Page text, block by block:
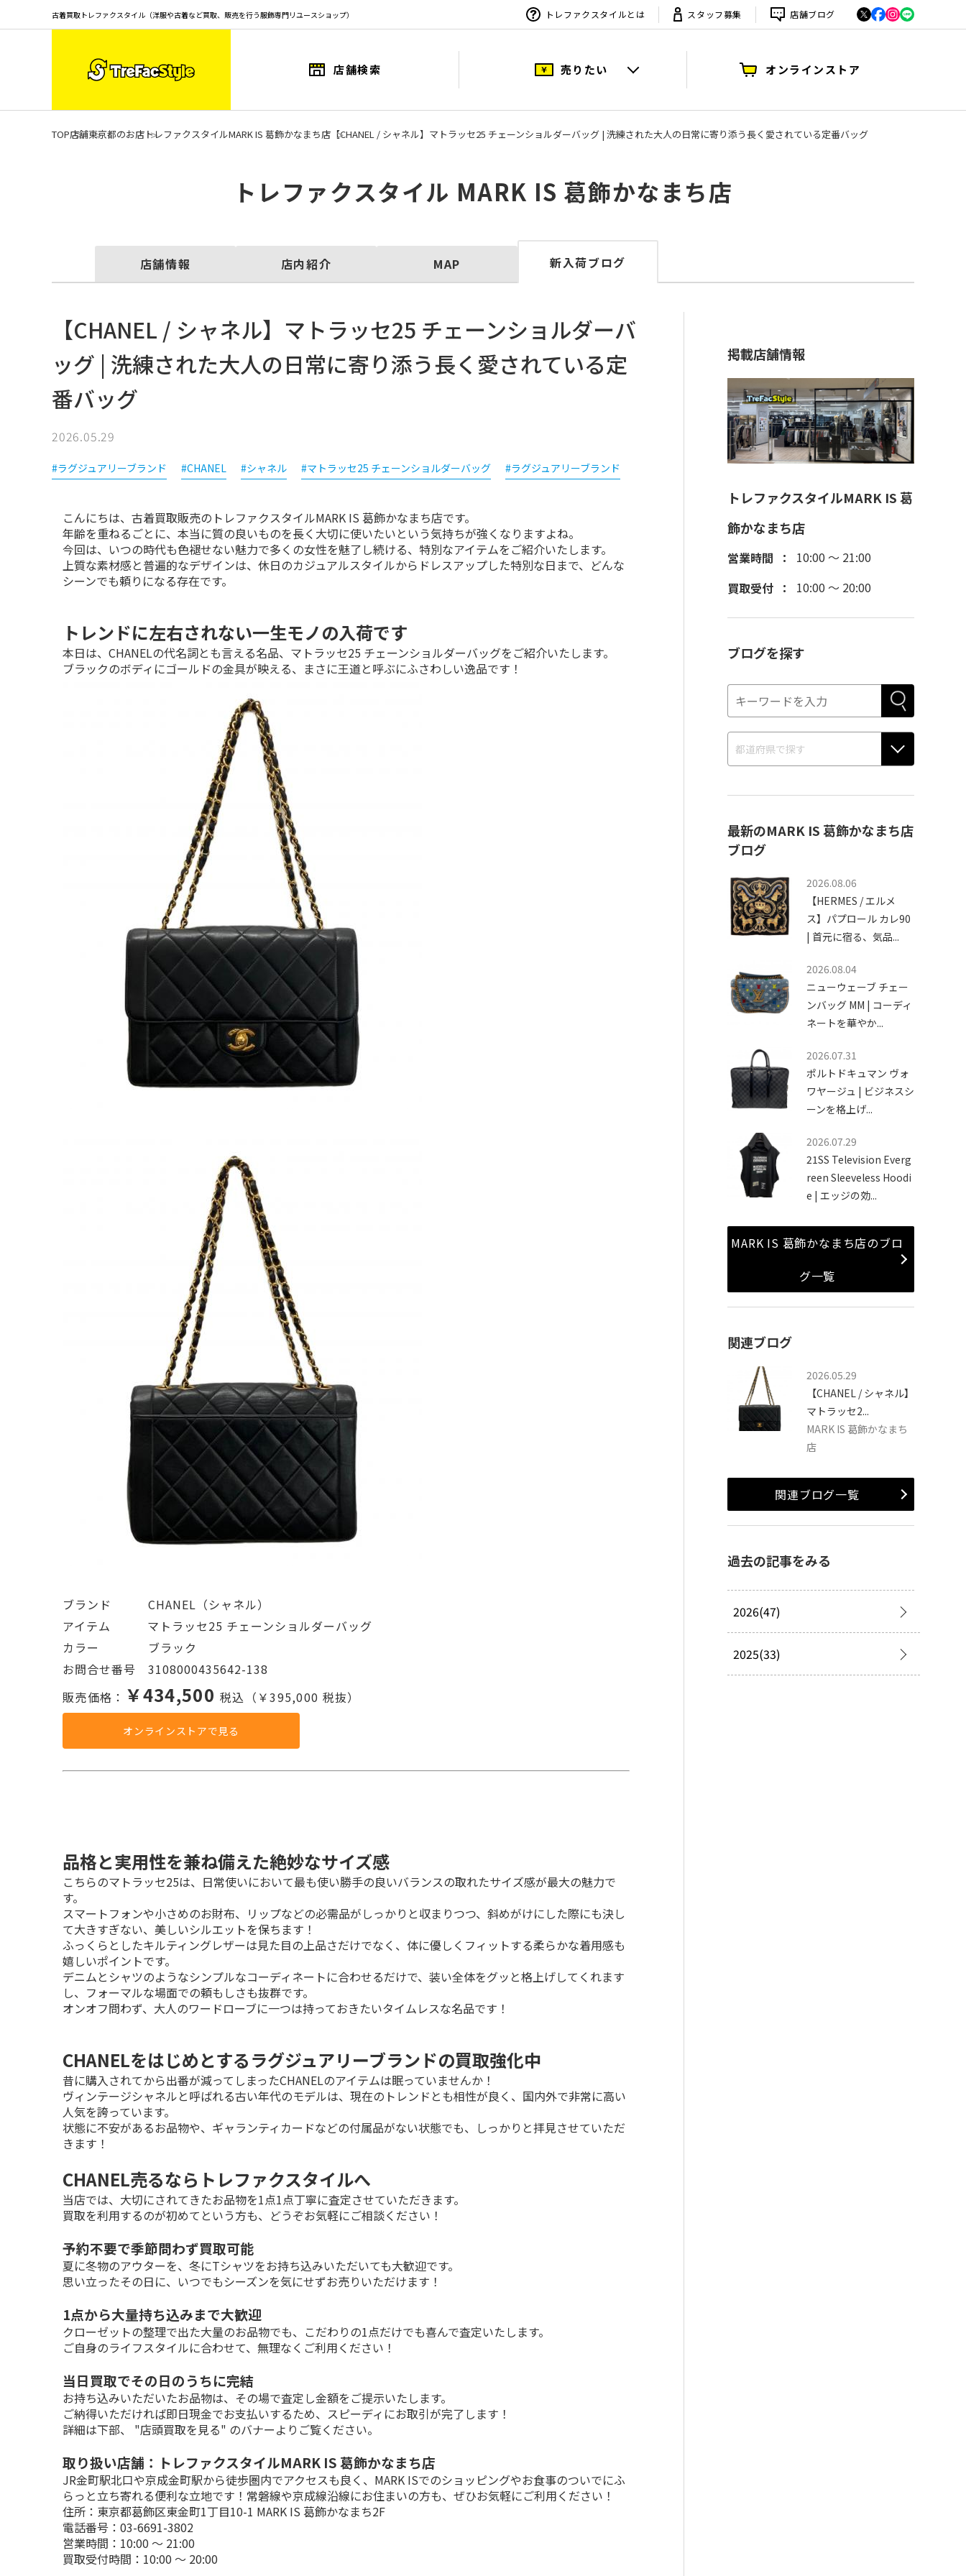
古着買取トレファクスタイル（洋服や古着など買取、販売を行う服飾専門リユースショップ） トレファクスタイルとは スタッフ募集 店舗ブログ
店舗検索 売りたい オンラインストア
TOP店舗東京都のお店 トレファクスタイルMARK IS 葛飾かなまち店 【CHANEL / シャネル】マトラッセ25 チェーンショルダーバッグ | 洗練された大人の日常に寄り添う長く愛されている定番バッグ
トレファクスタイル MARK IS 葛飾かなまち店
店舗情報 店内紹介 MAP 新入荷ブログ
【CHANEL / シャネル】マトラッセ25 チェーンショルダーバ
ッグ | 洗練された大人の日常に寄り添う長く愛されている定
番バッグ
2026.05.29
#ラグジュアリーブランド #CHANEL #シャネル #マトラッセ25 チェーンショルダーバッグ #ラグジュアリーブランド
こんにちは、古着買取販売のトレファクスタイルMARK IS 葛飾かなまち店です。
年齢を重ねるごとに、本当に質の良いものを長く大切に使いたいという気持ちが強くなりますよね。
今回は、いつの時代も色褪せない魅力で多くの女性を魅了し続ける、特別なアイテムをご紹介いたします。
上質な素材感と普遍的なデザインは、休日のカジュアルスタイルからドレスアップした特別な日まで、どんな
シーンでも頼りになる存在です。
トレンドに左右されない一生モノの入荷です
本日は、CHANELの代名詞とも言える名品、マトラッセ25 チェーンショルダーバッグをご紹介いたします。
ブラックのボディにゴールドの金具が映える、まさに王道と呼ぶにふさわしい逸品です！
ブランド   CHANEL（シャネル）
アイテム   マトラッセ25 チェーンショルダーバッグ
カラー    ブラック
お問合せ番号 3108000435642-138
販売価格： ￥434,500 税込（￥395,000 税抜）
オンラインストアで見る
品格と実用性を兼ね備えた絶妙なサイズ感
こちらのマトラッセ25は、日常使いにおいて最も使い勝手の良いバランスの取れたサイズ感が最大の魅力で
す。
スマートフォンや小さめのお財布、リップなどの必需品がしっかりと収まりつつ、斜めがけにした際にも決し
て大きすぎない、美しいシルエットを保ちます！
ふっくらとしたキルティングレザーは見た目の上品さだけでなく、体に優しくフィットする柔らかな着用感も
嬉しいポイントです。
デニムとシャツのようなシンプルなコーディネートに合わせるだけで、装い全体をグッと格上げしてくれます
し、フォーマルな場面での頼もしさも抜群です。
オンオフ問わず、大人のワードローブに一つは持っておきたいタイムレスな名品です！
CHANELをはじめとするラグジュアリーブランドの買取強化中
昔に購入されてから出番が減ってしまったCHANELのアイテムは眠っていませんか！
ヴィンテージシャネルと呼ばれる古い年代のモデルは、現在のトレンドとも相性が良く、国内外で非常に高い
人気を誇っています。
状態に不安があるお品物や、ギャランティカードなどの付属品がない状態でも、しっかりと拝見させていただ
きます！
CHANEL売るならトレファクスタイルへ
当店では、大切にされてきたお品物を1点1点丁寧に査定させていただきます。
買取を利用するのが初めてという方も、どうぞお気軽にご相談ください！
予約不要で季節問わず買取可能
夏に冬物のアウターを、冬にTシャツをお持ち込みいただいても大歓迎です。
思い立ったその日に、いつでもシーズンを気にせずお売りいただけます！
1点から大量持ち込みまで大歓迎
クローゼットの整理で出た大量のお品物でも、こだわりの1点だけでも喜んで査定いたします。
ご自身のライフスタイルに合わせて、無理なくご利用ください！
当日買取でその日のうちに完結
お持ち込みいただいたお品物は、その場で査定し金額をご提示いたします。
ご納得いただければ即日現金でお支払いするため、スピーディにお取引が完了します！
詳細は下部、 "店頭買取を見る" のバナーよりご覧ください。
取り扱い店舗：トレファクスタイルMARK IS 葛飾かなまち店
JR金町駅北口や京成金町駅から徒歩圏内でアクセスも良く、MARK ISでのショッピングやお食事のついでにふ
らっと立ち寄れる便利な立地です！常磐線や京成線沿線にお住まいの方も、ぜひお気軽にご利用ください！
住所：東京都葛飾区東金町1丁目10-1 MARK IS 葛飾かなまち2F
電話番号：03-6691-3802
営業時間：10:00 ～ 21:00
買取受付時間：10:00 ～ 20:00
掲載店舗情報
トレファクスタイルMARK IS 葛
飾かなまち店
営業時間
10:00 ～ 21:00
買取受付
10:00 ～ 20:00
ブログを探す
最新のMARK IS 葛飾かなまち店
ブログ
2026.08.06
【HERMES / エルメ
ス】パプロール カレ90
| 首元に宿る、気品...
2026.08.04
ニューウェーブ チェー
ンバッグ MM | コーディ
ネートを華やか...
2026.07.31
ポルトドキュマン ヴォ
ワヤージュ | ビジネスシ
ーンを格上げ...
2026.07.29
21SS Television Everg
reen Sleeveless Hoodi
e | エッジの効...
MARK IS 葛飾かなまち店のブロ
グ一覧
関連ブログ
2026.05.29
【CHANEL / シャネル】
マトラッセ2...
MARK IS 葛飾かなまち
店
関連ブログ一覧
過去の記事をみる
2026(47)
2025(33)